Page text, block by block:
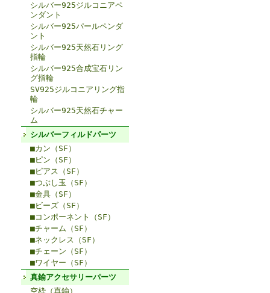
シルバー925ジルコニアペ
ンダント
シルバー925パールペンダ
ント
シルバー925天然石リング
指輪
シルバー925合成宝石リン
グ指輪
SV925ジルコニアリング指
輪
シルバー925天然石チャー
ム
シルバーフィルドパーツ
■カン（SF）
■ピン（SF）
■ピアス（SF）
■つぶし玉（SF）
■金具（SF）
■ビーズ（SF）
■コンポーネント（SF）
■チャーム（SF）
■ネックレス（SF）
■チェーン（SF）
■ワイヤー（SF）
真鍮アクセサリーパーツ
空枠（真鍮）